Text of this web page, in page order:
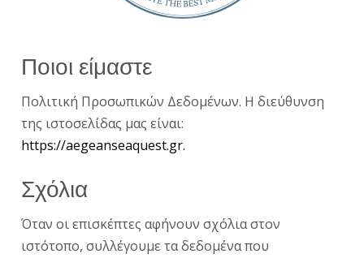
Ποιοι είμαστε
Πολιτική Προσωπικών Δεδομένων. Η διεύθυνση
της ιστοσελίδας μας είναι:
https://aegeanseaquest.gr.
Σχόλια
Όταν οι επισκέπτες αφήνουν σχόλια στον
ιστότοπο, συλλέγουμε τα δεδομένα που